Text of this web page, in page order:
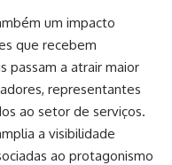
um impacto
que recebem
passam a atrair maior
representantes
ao setor de serviços.
a visibilidade
ao protagonismo